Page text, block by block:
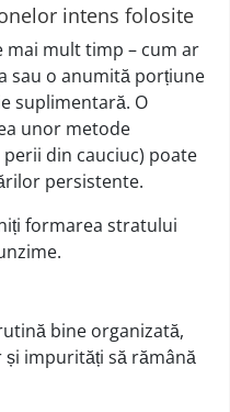
intens folosite
mai mult timp – cum ar
sau o anumită porțiune
suplimentară. O
unor metode
din cauciuc) poate
persistente.
formarea stratului
bine organizată,
impurități să rămână